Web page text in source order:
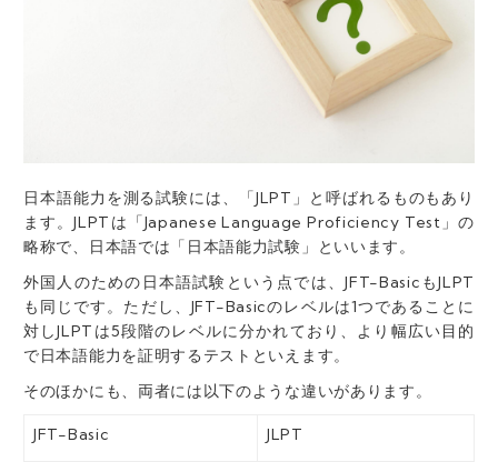
日本語能力を測る試験には、「JLPT」と呼ばれるものもあり
ます。JLPTは「Japanese Language Proficiency Test」の
略称で、日本語では「日本語能力試験」といいます。
外国人のための日本語試験という点では、JFT-BasicもJLPT
も同じです。ただし、 JFT-Basicのレベルは1つであることに
対しJLPTは5段階のレベルに分かれており、 より幅広い目的
で日本語能力を証明するテストといえます。
そのほかにも、両者には以下のような違いがあります。
JFT-Basic JLPT